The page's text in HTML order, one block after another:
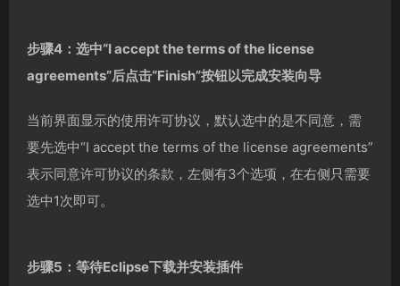
步骤4：选中“I accept the terms of the license
agreements”后点击“Finish”按钮以完成安装向导
当前界面显示的使用许可协议，默认选中的是不同意，需
要先选中“I accept the terms of the license agreements”
表示同意许可协议的条款，左侧有3个选项，在右侧只需要
选中1次即可。
步骤5：等待Eclipse下载并安装插件